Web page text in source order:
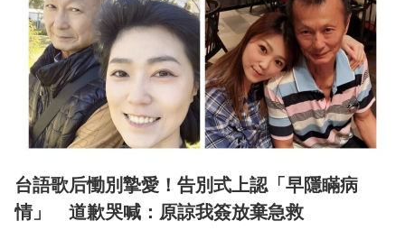
台語歌后慟別摯愛！告別式上認「早隱瞞病
情」 道歉哭喊：原諒我簽放棄急救